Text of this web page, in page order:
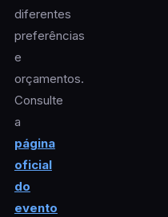
diferentes
preferências
e
orçamentos.
Consulte
a
página
oficial
do
evento